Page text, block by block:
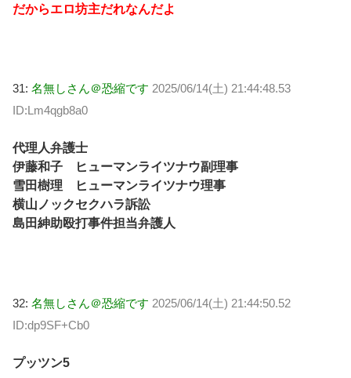
だからエロ坊主だれなんだよ
31: 名無しさん＠恐縮です 2025/06/14(土) 21:44:48.53
ID:Lm4qgb8a0
代理人弁護士
伊藤和子 ヒューマンライツナウ副理事
雪田樹理 ヒューマンライツナウ理事
横山ノックセクハラ訴訟
島田紳助殴打事件担当弁護人
32: 名無しさん＠恐縮です 2025/06/14(土) 21:44:50.52
ID:dp9SF+Cb0
プッツン5